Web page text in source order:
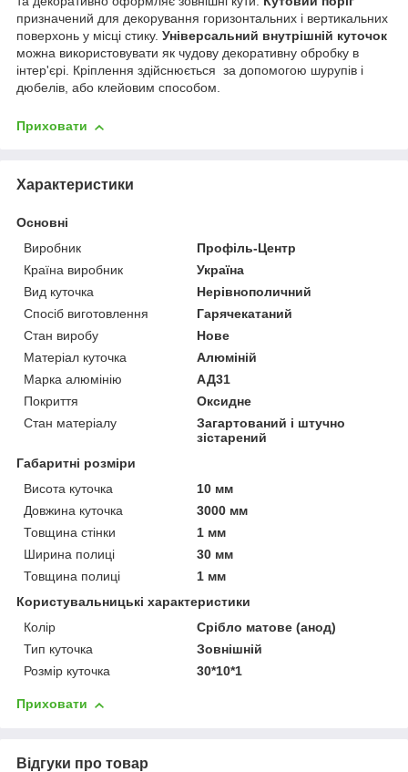
призначений для декорування горизонтальних і вертикальних
поверхонь у місці стику. Універсальний внутрішній куточок
можна використовувати як чудову декоративну обробку в
інтер'єрі. Кріплення здійснюється за допомогою шурупів і
дюбелів, або клейовим способом.
Приховати
Характеристики
Основні
Виробник
Профіль-Центр
Країна виробник
Україна
Вид куточка
Нерівнополичний
Спосіб виготовлення
Гарячекатаний
Стан виробу
Нове
Матеріал куточка
Алюміній
Марка алюмінію
АД31
Покриття
Оксидне
Стан матеріалу
Загартований і штучно
зістарений
Габаритні розміри
Висота куточка
10 мм
Довжина куточка
3000 мм
Товщина стінки
1 мм
Ширина полиці
30 мм
Товщина полиці
1 мм
Користувальницькі характеристики
Колір
Срібло матове (анод)
Тип куточка
Зовнішній
Розмір куточка
30*10*1
Приховати
Відгуки про товар